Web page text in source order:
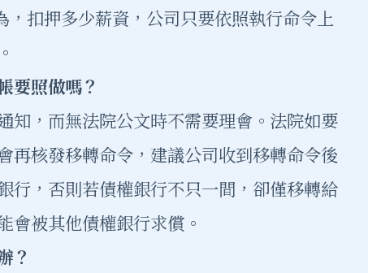
扣押多少薪資，公司只要依照執行命令上
要照做嗎？
知，而無法院公文時不需要理會。法院如要
再核發移轉命令，建議公司收到移轉命令後
行，否則若債權銀行不只一間，卻僅移轉給
會被其他債權銀行求償。
？